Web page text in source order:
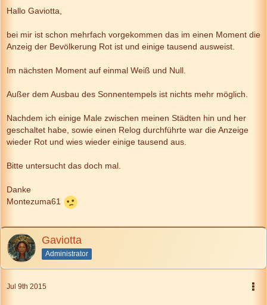
Hallo Gaviotta,
bei mir ist schon mehrfach vorgekommen das im einen Moment die
Anzeig der Bevölkerung Rot ist und einige tausend ausweist.
Im nächsten Moment auf einmal Weiß und Null.
Außer dem Ausbau des Sonnentempels ist nichts mehr möglich.
Nachdem ich einige Male zwischen meinen Städten hin und her
geschaltet habe, sowie einen Relog durchführte war die Anzeige
wieder Rot und wies wieder einige tausend aus.
Bitte untersucht das doch mal.
Danke
Montezuma61
Gaviotta
Administrator
Jul 9th 2015